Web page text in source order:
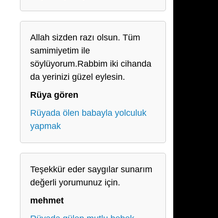
Allah sizden razı olsun. Tüm
samimiyetim ile
söylüyorum.Rabbim iki cihanda
da yerinizi güzel eylesin.
Rüya gören
Rüyada ölen babayla yolculuk
yapmak
Teşekkür eder saygılar sunarım
değerli yorumunuz için.
mehmet